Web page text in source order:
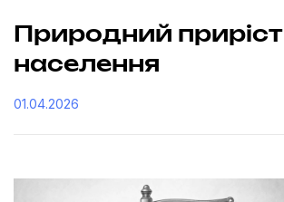
Природний приріст
населення
01.04.2026